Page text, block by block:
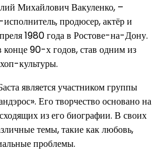
Михайлович Вакуленко, –
продюсер, актёр и
1980 года в Ростове-на-Дону.
конце 90-х годов, став одним из
культуры.
является участником группы
Его творчество основано на
из его биографии. В своих
темы, такие как любовь,
проблемы.